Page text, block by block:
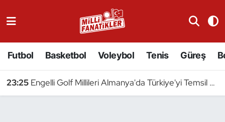
Futbol Basketbol Voleybol Tenis Güreş
23:25 Engelli Golf Millileri Almanya'da Türkiye'yi Temsil Edecek
Badminton